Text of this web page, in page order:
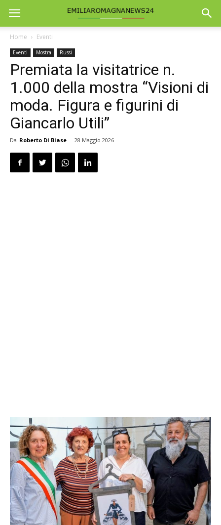
Home Eventi
Eventi Mostra Russi
Premiata la visitatrice n.
1.000 della mostra “Visioni di
moda. Figura e figurini di
Giancarlo Utili”
Da Roberto Di Biase - 28 Maggio 2026